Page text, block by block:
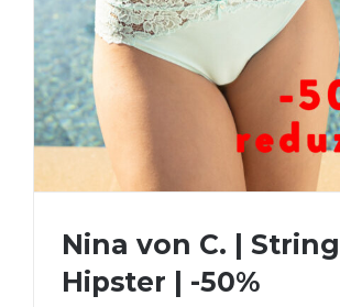
Nina von C. |
Hipster | -50%